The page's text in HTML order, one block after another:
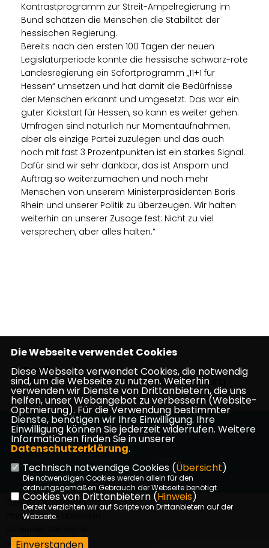
Kontrastprogramm zur Streit-Ampelregierung im
Bund schätzen die Menschen die Stabilität der
hessischen Regierung.
Bereits nach den ersten 100 Tagen der neuen
Legislaturperiode konnte die hessische schwarz-rote
Landesregierung ein Sofortprogramm „11+1 für
Hessen“ umsetzen und hat damit die Bedürfnisse
der Menschen erkannt und umgesetzt. Das war ein
guter Kickstart für Hessen, so kann es weiter gehen.
Umfragen sind natürlich nur Momentaufnahmen,
aber als einzige Partei zuzulegen und das auch
noch mit fast 3 Prozentpunkten ist ein starkes Signal.
Dafür sind wir sehr dankbar, das ist Ansporn und
Auftrag so weiterzumachen und noch mehr
Menschen von unserem Ministerpräsidenten Boris
Rhein und unserer Politik zu überzeugen. Wir halten
weiterhin an unserer Zusage fest: Nicht zu viel
versprechen, aber alles halten.“
Quelle:
CDU Kreisverband Darmstadt-Dieburg
Homepage des CDU Stadtverbandes Pfungstadt
Impressum Kontakt
©2026 CDU Stadtverband
Pfungstadt c/o Maximilian
vorbehalten.
Die Webseite verwendet Cookies
Diese Webseite verwendet Cookies, die notwendig
sind, um die Webseite zu nutzen. Weiterhin
verwenden wir Dienste von Drittanbietern, die uns
helfen, unser Webangebot zu verbessern (Website-
Optmierung). Für die Verwendung bestimmter
Dienste, benötigen wir Ihre Einwilligung. Ihre
Einwilligung können Sie jederzeit widerrufen. Weitere
Informationen finden Sie in unserer
Datenschutzerklärung.
Technisch notwendige Cookies (Übersicht)
Die notwendigen Cookies werden allein für den
ordnungsgemäßen Gebrauch der Webseite benötigt.
Cookies von Drittanbietern (Hinweis)
Derzeit verzichten wir auf Scripte von Drittanbietern auf der
Webseite.
Einverstanden